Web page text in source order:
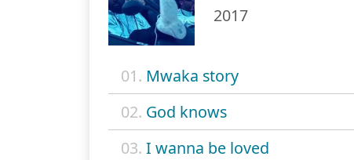
2017
01. Mwaka story
02. God knows
03. I wanna be loved